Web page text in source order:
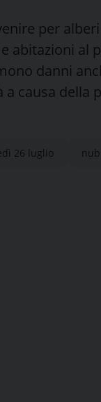
per
abitazioni al
danni
a causa della
26 luglio